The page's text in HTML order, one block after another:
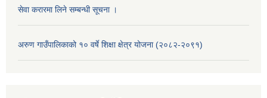
सेवा करारमा लिने सम्बन्धी सूचना ।
अरुण गाउँपालिकाको १० वर्षे शिक्षा क्षेत्र योजना (२०८२-२०९१)